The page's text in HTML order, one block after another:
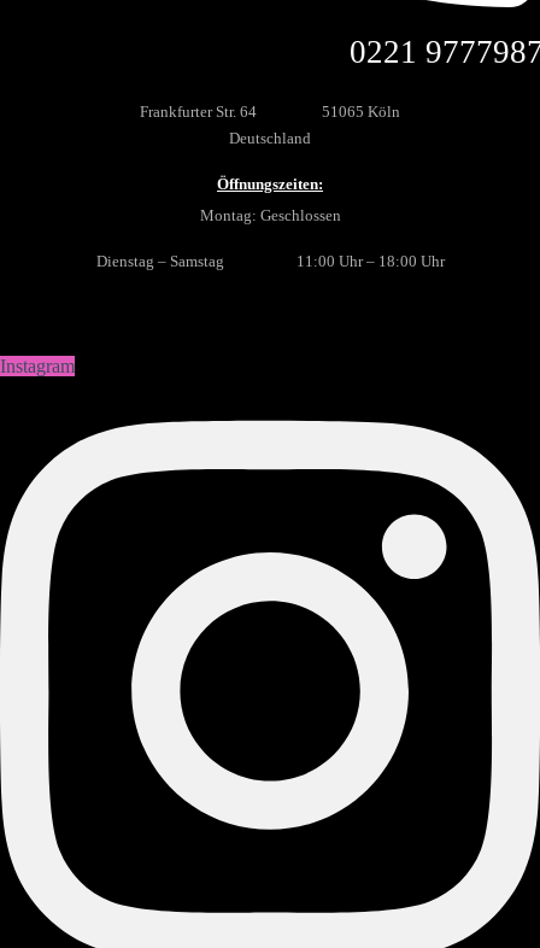
0221
Frankfurter Str. 64 51065 Köln
Deutschland
Öffnungszeiten:
Montag: Geschlossen
Dienstag – Samstag 11:00 Uhr – 18:00 Uhr
Instagram